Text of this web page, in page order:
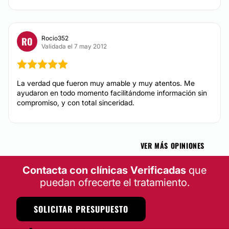
Tratamiento capilar
Tratamiento antiacné
Alopecia
Mesoterapia capilar
Blanqueamiento dental
Ortodoncia invisible
Ortodoncia
Implantes dentales
CARILLAS DENTALES
RO
Rocio352
Validada el 7 may 2012
La verdad que fueron muy amable y muy atentos. Me
ayudaron en todo momento facilitándome información sin
compromiso, y con total sinceridad.
VER MÁS OPINIONES
Contacta con clínicas Verificadas que
puedan ofrecerte el tratamiento.
SOLICITAR PRESUPUESTO